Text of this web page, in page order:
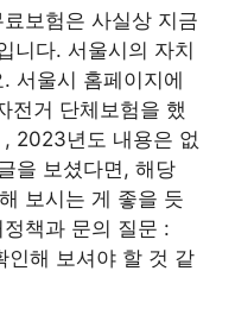
보험은 사실상 지금
니다. 서울시의 자치
서울시 홈페이지에
전거 단체보험을 했
2023년도 내용은 없
을 보셨다면, 해당
보시는 게 좋을 듯
책과 문의 질문 :
해 보셔야 할 것 같